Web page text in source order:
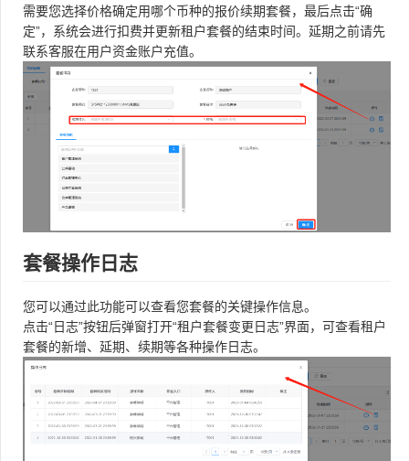
需要您选择价格确定用哪个币种的报价续期套餐，最后点击“确
定”，系统会进行扣费并更新租户套餐的结束时间。延期之前请先
联系客服在用户资金账户充值。
套餐操作日志
您可以通过此功能可以查看您套餐的关键操作信息。
点击“日志”按钮后弹窗打开“租户套餐变更日志”界面，可查看租户
套餐的新增、延期、续期等各种操作日志。